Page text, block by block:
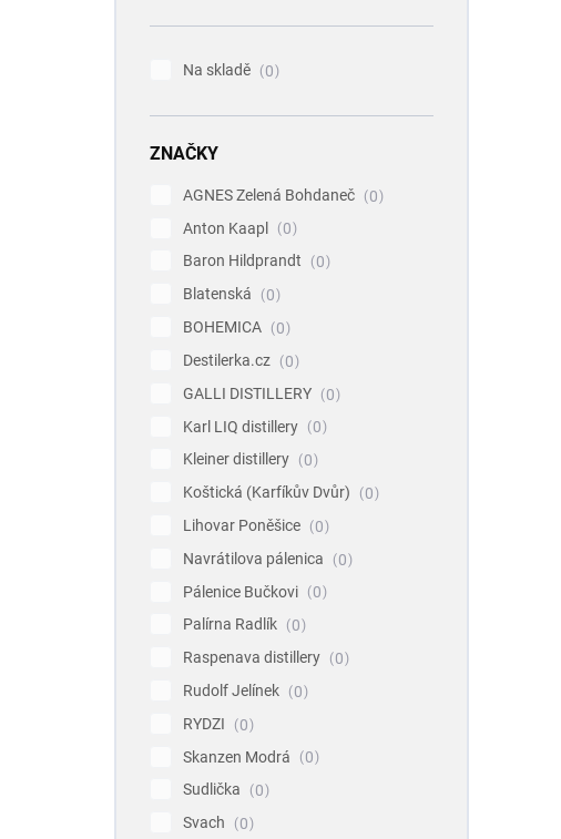
Na skladě 0
ZNAČKY
AGNES Zelená Bohdaneč
0
Anton Kaapl
0
Baron Hildprandt
0
Blatenská
0
BOHEMICA
0
Destilerka.cz
0
GALLI DISTILLERY
0
Karl LIQ distillery
0
Kleiner distillery
0
Koštická (Karfíkův Dvůr)
0
Lihovar Poněšice
0
Navrátilova pálenica
0
Pálenice Bučkovi
0
Palírna Radlík
0
Raspenava distillery
0
Rudolf Jelínek
0
RYDZI
0
Skanzen Modrá
0
Sudlička
0
Svach
0